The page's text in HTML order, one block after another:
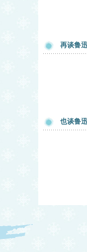
再谈鲁
也谈鲁